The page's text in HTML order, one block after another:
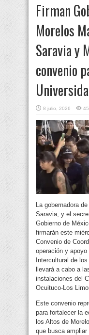
Firman
Morelos
Saravia y
convenio
8 julio, 2026
La gobernadora
Saravia, y el
Gobierno de
firmarán este
Convenio de
operación y
Intercultural de
llevará a cabo a
instalaciones del
Ocuituco-Los
Este convenio
para fortalecer la
los Altos de
que busca